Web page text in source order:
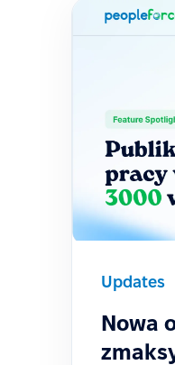
Updates
Nowa